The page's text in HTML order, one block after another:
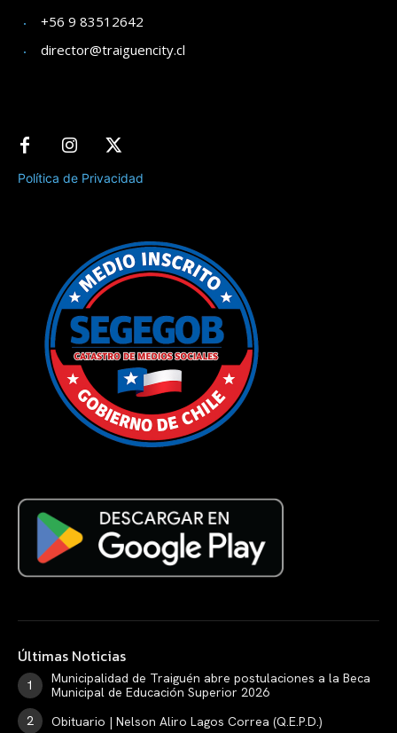
+56 9 83512642
director@traiguencity.cl
Política de Privacidad
Últimas Noticias
Municipalidad de Traiguén abre postulaciones a la Beca
Municipal de Educación Superior 2026
Obituario | Nelson Aliro Lagos Correa (Q.E.P.D.)